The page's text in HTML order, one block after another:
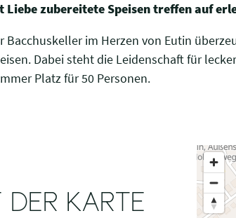
Liebe zubereitete Speisen treffen auf
Bacchuskeller im Herzen von Eutin
Dabei steht die Leidenschaft für
Platz für 50 Personen.
DER KARTE